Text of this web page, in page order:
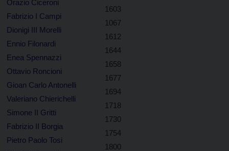
Orazio Ciceroni
Fabrizio I Campi
Dionigi III Morelli
Ennio Filonardi
Enea Spennazzi
Ottavio Roncioni
Gioan Carlo Antonelli
Valeriano Chierichelli
Simone II Gritti
Fabrizio II Borgia
Pietro Paolo Tosi
1603
1067
1612
1644
1658
1677
1694
1718
1730
1754
1800